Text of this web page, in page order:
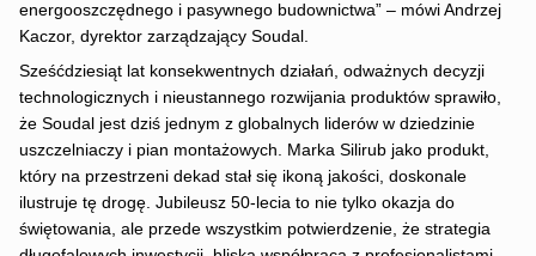
energooszczędnego i pasywnego budownictwa” – mówi Andrzej
Kaczor, dyrektor zarządzający Soudal.
Sześćdziesiąt lat konsekwentnych działań, odważnych decyzji
technologicznych i nieustannego rozwijania produktów sprawiło,
że Soudal jest dziś jednym z globalnych liderów w dziedzinie
uszczelniaczy i pian montażowych. Marka Silirub jako produkt,
który na przestrzeni dekad stał się ikoną jakości, doskonale
ilustruje tę drogę. Jubileusz 50-lecia to nie tylko okazja do
świętowania, ale przede wszystkim potwierdzenie, że strategia